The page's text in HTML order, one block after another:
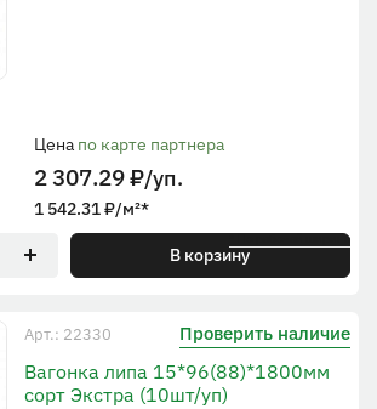
Цена по карте партнера
2 307.29₽/уп.
1 542.31₽/м²*
* По рабочей ширине
В корзину
Арт.: 22330 Проверить наличие
Вагонка липа 15*96(88)*1800мм
сорт Экстра (10шт/уп)